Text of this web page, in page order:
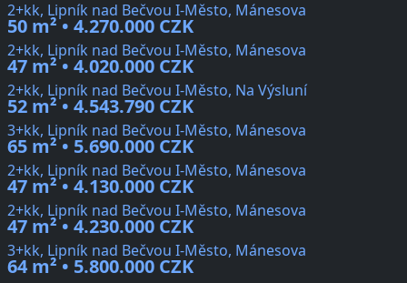
2+kk, Lipník nad Bečvou I-Město, Mánesova
50 m² • 4.270.000 CZK
2+kk, Lipník nad Bečvou I-Město, Mánesova
47 m² • 4.020.000 CZK
2+kk, Lipník nad Bečvou I-Město, Na Výsluní
52 m² • 4.543.790 CZK
3+kk, Lipník nad Bečvou I-Město, Mánesova
65 m² • 5.690.000 CZK
2+kk, Lipník nad Bečvou I-Město, Mánesova
47 m² • 4.130.000 CZK
2+kk, Lipník nad Bečvou I-Město, Mánesova
47 m² • 4.230.000 CZK
3+kk, Lipník nad Bečvou I-Město, Mánesova
64 m² • 5.800.000 CZK